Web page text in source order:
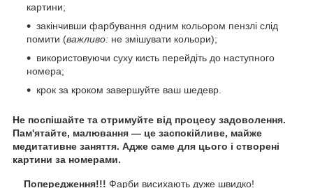
картини;
закінчивши фарбування одним кольором пензлі слід
помити (важливо: не змішувати кольори);
використовуючи суху кисть перейдіть до наступного
номера;
крок за кроком завершуйте ваш шедевр.
Не поспішайте та отримуйте від процесу задоволення.
Пам'ятайте, малювання — це заспокійливе, майже
медитативне заняття. Адже саме для цього і створені
картини за номерами.
Попередження!!! Фарби висихають дуже швидко!